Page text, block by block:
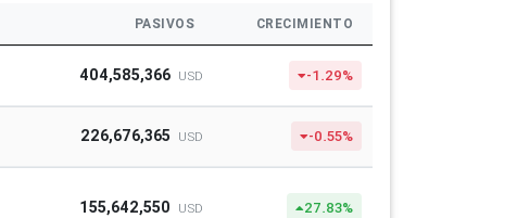
PASIVOS CRECIMIENTO
404,585,366 USD -1.29%
226,676,365 USD -0.55%
155,642,550 USD 27.83%